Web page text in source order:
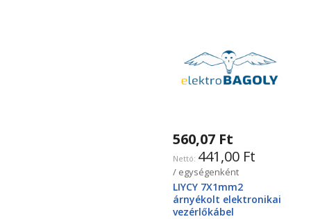
560,07 Ft
441,00 Ft
/ egységenként
LIYCY 7X1mm2
árnyékolt elektronikai
vezérlőkábel